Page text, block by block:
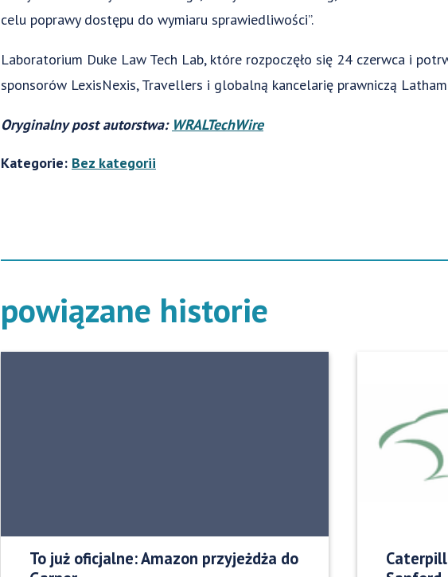
celu poprawy dostępu do wymiaru sprawiedliwości”.
Laboratorium Duke Law Tech Lab, które rozpoczęło się 24 czerwca i
sponsorów LexisNexis, Travellers i globalną kancelarię prawniczą
Oryginalny post autorstwa: WRALTechWire
Kategorie: Bez kategorii
powiązane historie
To już oficjalne: Amazon przyjeżdża do